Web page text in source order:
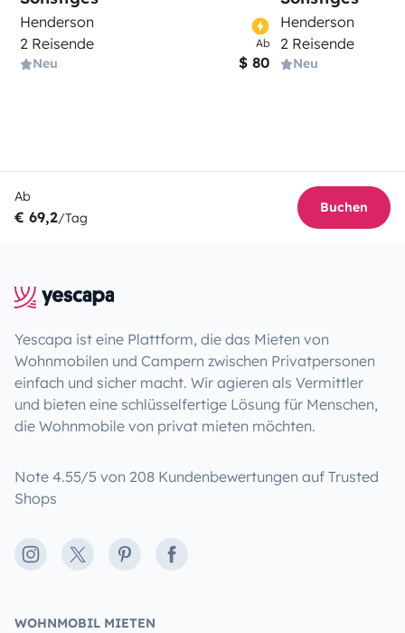
Henderson
2 Reisende
Neu
Ab
$ 80
Henderson
2 Reisende
Neu
Ab
€ 69,2/Tag
Buchen
Yescapa ist eine Plattform, die das Mieten von
Wohnmobilen und Campern zwischen Privatpersonen
einfach und sicher macht. Wir agieren als Vermittler
und bieten eine schlüsselfertige Lösung für Menschen,
die Wohnmobile von privat mieten möchten.
Note 4.55/5 von 208 Kundenbewertungen auf Trusted
Shops
Instagram
X PinterestFacebook
WOHNMOBIL MIETEN